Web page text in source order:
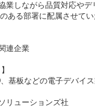
業しながら品質対応やデ
ある部署に配属させてい
連企業
基板などの電子デバイ
リューションズ社